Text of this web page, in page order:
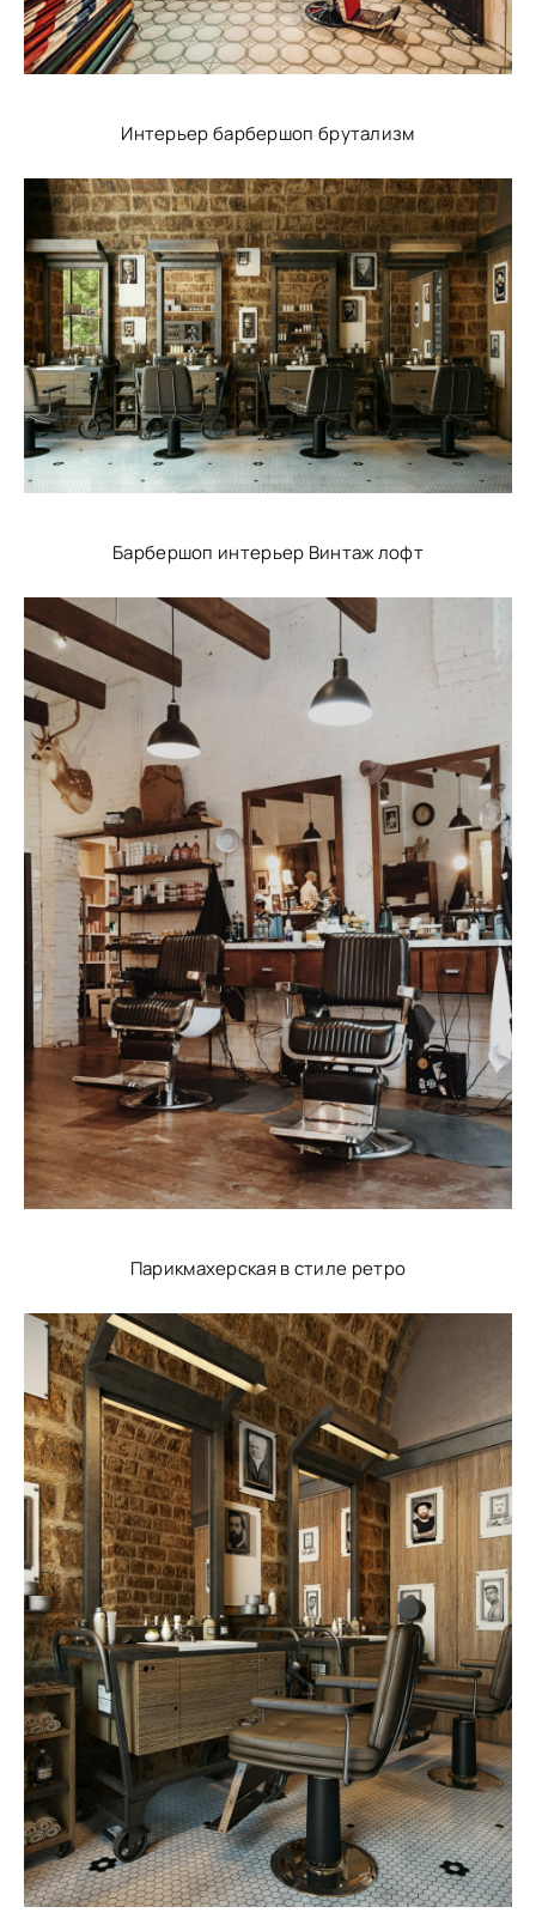
Интерьер барбершоп брутализм
Барбершоп интерьер Винтаж лофт
Парикмахерская в стиле ретро